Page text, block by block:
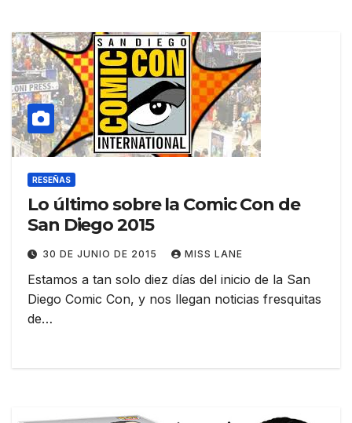
RESEÑAS
Lo último sobre la Comic Con de
San Diego 2015
30 DE JUNIO DE 2015 MISS LANE
Estamos a tan solo diez días del inicio de la San
Diego Comic Con, y nos llegan noticias fresquitas
de…